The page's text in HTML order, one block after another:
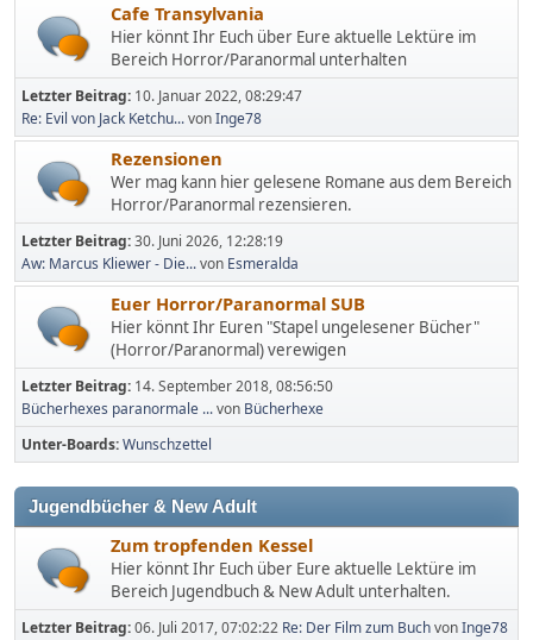
Cafe Transylvania
Hier könnt Ihr Euch über Eure aktuelle Lektüre im
Bereich Horror/Paranormal unterhalten
Letzter Beitrag: 10. Januar 2022, 08:29:47
Re: Evil von Jack Ketchu...vonInge78
Rezensionen
Wer mag kann hier gelesene Romane aus dem Bereich
Horror/Paranormal rezensieren.
Letzter Beitrag:30. Juni 2026, 12:28:19
Aw: Marcus Kliewer - Die...von Esmeralda
Euer Horror/Paranormal SUB
Hier könnt Ihr Euren "Stapel ungelesener Bücher"
(Horror/Paranormal) verewigen
Letzter Beitrag: 14. September 2018, 08:56:50
Bücherhexes paranormale ...von Bücherhexe
Unter-Boards Wunschzettel
Jugendbücher & New Adult
Zum tropfenden Kessel
Hier könnt Ihr Euch über Eure aktuelle Lektüre im
Bereich Jugendbuch & New Adult unterhalten.
Letzter Beitrag:06. Juli 2017, 07:02:22 Re: Der Film zum BuchvonInge78